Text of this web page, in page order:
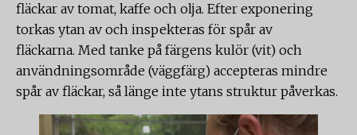
fläckar av tomat, kaffe och olja. Efter exponering
torkas ytan av och inspekteras för spår av
fläckarna. Med tanke på färgens kulör (vit) och
användningsområde (väggfärg) accepteras mindre
spår av fläckar, så länge inte ytans struktur påverkas.